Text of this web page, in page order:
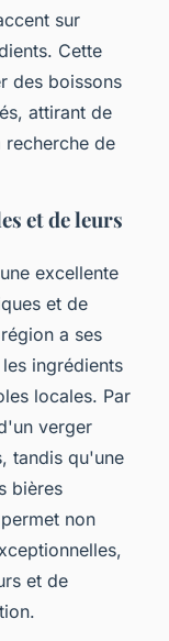
sur
Cette
des boissons
attirant de
recherche de
et de leurs
excellente
et de
a ses
ingrédients
locales. Par
verger
tandis qu'une
bières
non
et de